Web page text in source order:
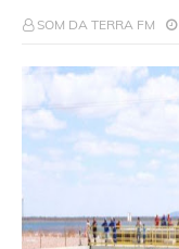
SOM DA TERRA FM